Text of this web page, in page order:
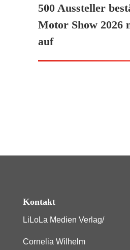
500 Aussteller
Motor Show 2026
auf
Kontakt
LiLoLa Medien Verlag/
Cornelia Wilhelm